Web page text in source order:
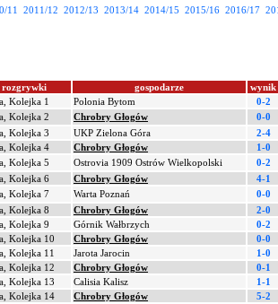
11 2011/12 2012/13 2013/14 2014/15 2015/16 2016/17
rozgrywki gospodarze
wynik
Kolejka 1 Polonia Bytom
0-2
Kolejka 2 Chrobry Głogów
0-0
Kolejka 3 UKP Zielona Góra
2-4
Kolejka 4 Chrobry Głogów
1-0
Kolejka 5 Ostrovia 1909 Ostrów Wielkopolski
0-2
Kolejka 6 Chrobry Głogów
4-1
Kolejka 7 Warta Poznań
0-0
Kolejka 8 Chrobry Głogów
2-0
Kolejka 9 Górnik Wałbrzych
0-2
Kolejka 10 Chrobry Głogów
0-0
Kolejka 11 Jarota Jarocin
1-0
Kolejka 12 Chrobry Głogów
0-1
Kolejka 13 Calisia Kalisz
1-1
Kolejka 14 Chrobry Głogów
5-2